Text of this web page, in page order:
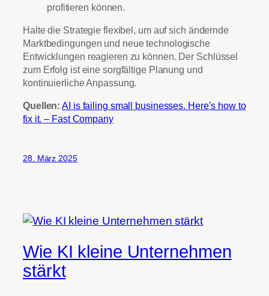
profitieren können.
Halte die Strategie flexibel, um auf sich ändernde
Marktbedingungen und neue technologische
Entwicklungen reagieren zu können. Der Schlüssel
zum Erfolg ist eine sorgfältige Planung und
kontinuierliche Anpassung.
Quellen: AI is failing small businesses. Here’s how to
fix it. – Fast Company
28. März 2025
Wie KI kleine Unternehmen
stärkt